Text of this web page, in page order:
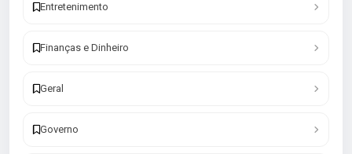
Entretenimento
Finanças e Dinheiro
Geral
Governo